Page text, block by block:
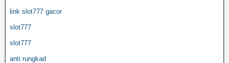
link slot777 gacor
slot777
slot777
anti rungkad